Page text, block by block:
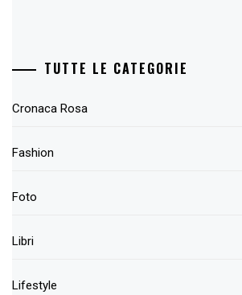
TUTTE LE CATEGORIE
Cronaca Rosa
Fashion
Foto
Libri
Lifestyle